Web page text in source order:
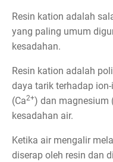
Resin kation adalah
yang paling umum
kesadahan.
Resin kation adalah
daya tarik terhadap
(Ca2+) dan magnesium
kesadahan air.
Ketika air mengalir
diserap oleh resin dan